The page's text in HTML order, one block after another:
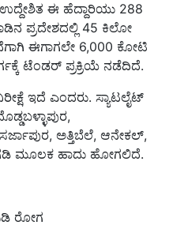
ಈ ಹೆದ್ದಾರಿಯು 288
ಪ್ರದೇಶದಲ್ಲಿ 45 ಕಿಲೋ
ಈಗಾಗಲೇ 6,000 ಕೋಟಿ
ಟೆಂಡರ್ ಪ್ರಕ್ರಿಯೆ ನಡೆದಿದೆ.
ಇದೆ ಎಂದರು. ಸ್ಯಾಟಲೈಟ್‌
ಅತ್ತಿಬೆಲೆ, ಆನೇಕಲ್,
ಮೂಲಕ ಹಾದು ಹೋಗಲಿದೆ.
ರೋಗ